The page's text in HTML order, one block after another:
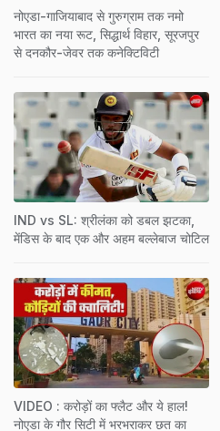
नोएडा-गाजियाबाद से गुरुग्राम तक नमो
भारत का नया रूट, सिद्धार्थ विहार, सूरजपुर
से दनकौर-जेवर तक कनेक्टिविटी
IND vs SL: श्रीलंका को डबल झटका,
मेंडिस के बाद एक और अहम बल्लेबाज चोटिल
VIDEO : करोड़ों का फ्लैट और ये हाल!
नोएडा के गौर सिटी में भरभराकर छत का